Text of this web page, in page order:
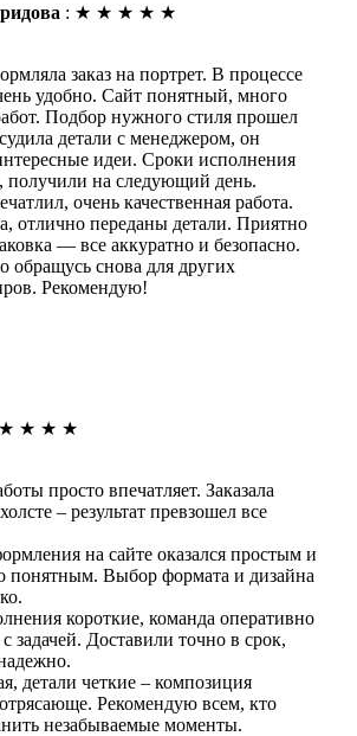
: ★ ★ ★ ★ ★
заказ на портрет. В процессе
удобно. Сайт понятный, много
Подбор нужного стиля прошел
детали с менеджером, он
идеи. Сроки исполнения
получили на следующий день.
очень качественная работа.
отлично переданы детали. Приятно
— все аккуратно и безопасно.
обращусь снова для других
Рекомендую!
★ ★ ★ ★
просто впечатляет. Заказала
– результат превзошел все
на сайте оказался простым и
понятным. Выбор формата и дизайна
короткие, команда оперативно
задачей. Доставили точно в срок,
детали четкие – композиция
Рекомендую всем, кто
незабываемые моменты.